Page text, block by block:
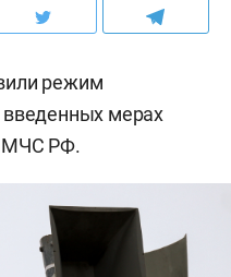
режим
введенных мерах
МЧС РФ.